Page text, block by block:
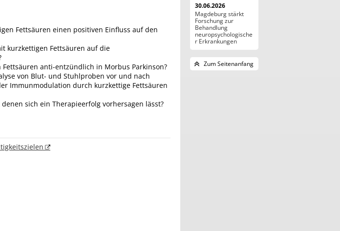
Fettsäuren einen positiven Einfluss auf den
kurzkettigen Fettsäuren auf die
anti-entzündlich in Morbus Parkinson?
von Blut- und Stuhlproben vor und nach
Immunmodulation durch kurzkettige Fettsäuren
sich ein Therapieerfolg vorhersagen lässt?
30.06.2026
Magdeburg stärkt
Forschung zur
Behandlung
neuropsychologische
r Erkrankungen
Zum Seitenanfang